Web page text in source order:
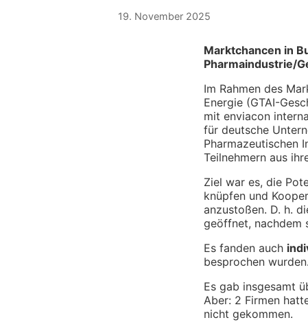
19. November 2025
Marktchancen in
Pharmaindustrie/
Im Rahmen des
Energie (GTAI-
mit enviacon
für deutsche
Pharmazeutischen
Teilnehmern aus
Ziel war es, die
knüpfen und
anzustoßen. D. h.
geöffnet, nachdem
Es fanden auch
besprochen wurden.
Es gab insgesamt
Aber: 2 Firmen
nicht gekommen.